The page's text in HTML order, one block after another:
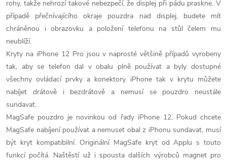
rohy, takže nehrozí takové nebezpečí, že displej při pádu praskne. V
případě přečnívajícího okraje pouzdra nad displej, budete mít
chráněnou i obrazovku a položení telefonu na stůl čelem mu
neublíží.
Kryty na iPhone 12 Pro jsou v naprosté většině případů vyrobeny
tak, aby se telefon dal v obalu plně používat a byly dostupné
všechny ovládací prvky a konektory. iPhone tak v krytu můžete
nabíjet drátově i bezdrátově a nemusí se pouzdro neustále
sundavat.
MagSafe pouzdro je novinkou od řady iPhone 12. Pokud chcete
MagSafe nabíjení používat a nemuset obal z iPhonu sundavat, musí
být kryt kompatibilní. Originální MagSafe kryt od Applu s touto
funkcí počítá. Naštěstí už i spousta dalších výrobců magnet pro